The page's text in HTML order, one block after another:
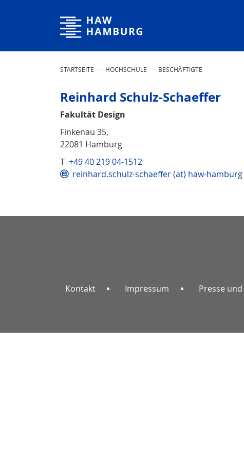
Hochschule für Angewandte Wissenschaften Hamburg
STARTSEITE HOCHSCHULE BESCHÄFTIGTE
Reinhard Schulz-Schaeffer
Fakultät Design
Finkenau 35,
22081 Hamburg
T +49 40 219 04-1512
reinhard.schulz-schaeffer (at) haw-
Kontakt Impressum Presse